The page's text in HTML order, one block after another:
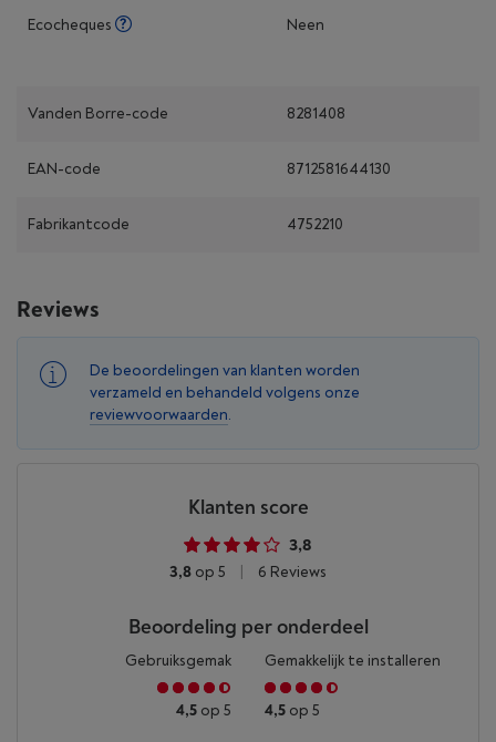
Ecocheques Neen
Vanden Borre-code 8281408
EAN-code 8712581644130
Fabrikantcode 4752210
Reviews
De beoordelingen van klanten worden
verzameld en behandeld volgens onze
reviewvoorwaarden.
Klanten score
3,8
3,8 op 5 6 Reviews
Beoordeling per onderdeel
Gebruiksgemak
4,5 op 5
Gemakkelijk te installeren
4,5 op 5